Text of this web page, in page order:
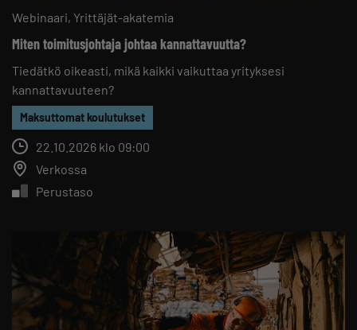
Webinaari Yrittäjät-akatemia
Miten toimitusjohtaja johtaa kannattavuutta?
Tiedätkö oikeasti, mikä kaikki vaikuttaa yrityksesi
kannattavuuteen?
Maksuttomat koulutukset
22.10.2026 klo 09:00
Verkossa
Perustaso